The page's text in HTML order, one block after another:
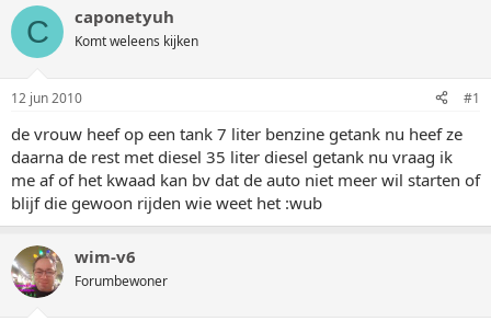
p
i
t
a
r
e
r
a
t
u
m
C caponetyuh
Komt weleens kijken
12 jun 2010 #1
de vrouw heef op een tank 7 liter benzine getank nu heef ze
daarna de rest met diesel 35 liter diesel getank nu vraag ik
me af of het kwaad kan bv dat de auto niet meer wil starten of
blijf die gewoon rijden wie weet het :wub
wim-v6
Forumbewoner